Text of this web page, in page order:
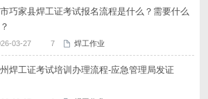
巧家县焊工证考试报名流程是什么？需要什么
03-27 7 焊工作业
焊工证考试培训办理流程-应急管理局发证